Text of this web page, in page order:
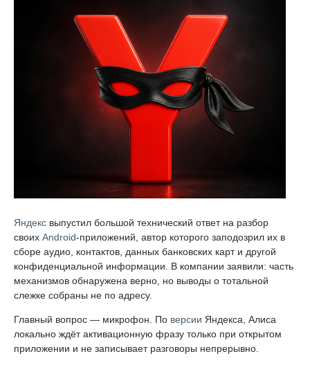
Яндекс выпустил большой технический ответ на разбор
своих Android-приложений, автор которого заподозрил их в
сборе аудио, контактов, данных банковских карт и другой
конфиденциальной информации. В компании заявили: часть
механизмов обнаружена верно, но выводы о тотальной
слежке собраны не по адресу.
Главный вопрос — микрофон. По версии Яндекса, Алиса
локально ждёт активационную фразу только при открытом
приложении и не записывает разговоры непрерывно.